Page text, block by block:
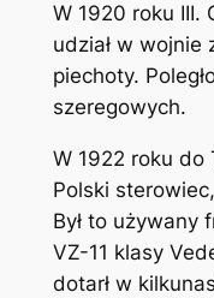
W 1920 roku III.
udział w wojnie
piechoty.
szeregowych.
W 1922 roku do
Polski
Był to używany
VZ-11 klasy
dotarł w